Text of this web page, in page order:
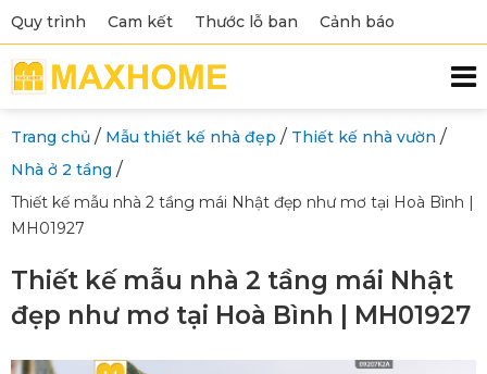
Quy trình Cam kết Thước lỗ ban Cảnh báo
Trang chủ / Mẫu thiết kế nhà đẹp / Thiết kế nhà vườn /
Nhà ở 2 tầng /
Thiết kế mẫu nhà 2 tầng mái Nhật đẹp như mơ tại Hoà Bình |
MH01927
Thiết kế mẫu nhà 2 tầng mái Nhật
đẹp như mơ tại Hoà Bình | MH01927